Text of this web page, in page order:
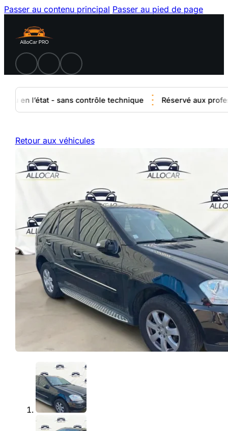
Passer au contenu principal Passer au pied de page
en l’état - sans contrôle technique Réservé aux
Retour aux véhicules